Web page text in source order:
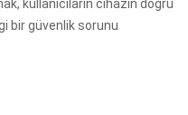
kullanıcıların cihazın doğru
bir güvenlik sorunu